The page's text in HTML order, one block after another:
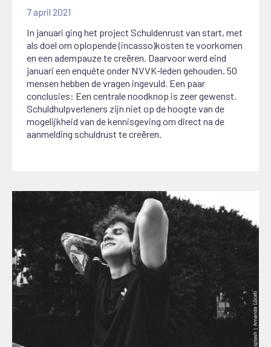
7 april 2021
In januari ging het project Schuldenrust van start, met
als doel om oplopende (incasso)kosten te voorkomen
en een adempauze te creëren. Daarvoor werd eind
januari een enquête onder NVVK-leden gehouden. 50
mensen hebben de vragen ingevuld. Een paar
conclusies: Een centrale noodknop is zeer gewenst.
Schuldhulpverleners zijn niet op de hoogte van de
mogelijkheid van de kennisgeving om direct na de
aanmelding schuldrust te creëren.